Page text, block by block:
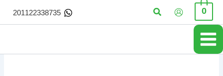
تخطي
المحتوى
0 البحث 201122338735